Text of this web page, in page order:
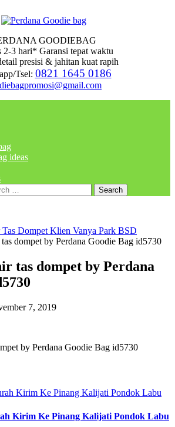
GOODIEBAG
2-3 hari* Garansi tepat waktu
presisi & jahitan kuat rapih
Tsel: 0821 1645 0186
ideas
Dompet Klien Vanya Park BSD
dompet by Perdana Goodie Bag id5730
tas dompet by Perdana
7, 2019
by Perdana Goodie Bag id5730
Kirim Ke Pinang Kalijati Pondok Labu